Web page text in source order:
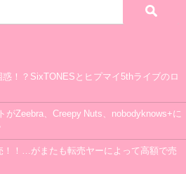
惑！？SixTONESとヒプマイ5thライブのロ
がZeebra、Creepy Nuts、nobodyknows+に
！！…がまたも転売ヤーによって高額で売